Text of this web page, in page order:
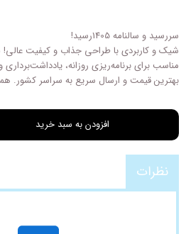
سررسید و سالنامه 1405رسید!
شیک و کاربردی با طراحی‌ جذاب و کیفیت عالی!
مناسب برای برنامه‌ریزی روزانه،
بهترین قیمت و ارسال سریع به سراسر کشور.
افزودن به سبد خرید
نظرات